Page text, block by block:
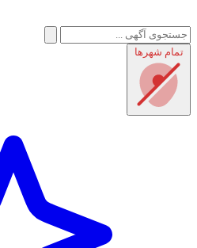
راهنمای استفاده
تمام شهر‌ها